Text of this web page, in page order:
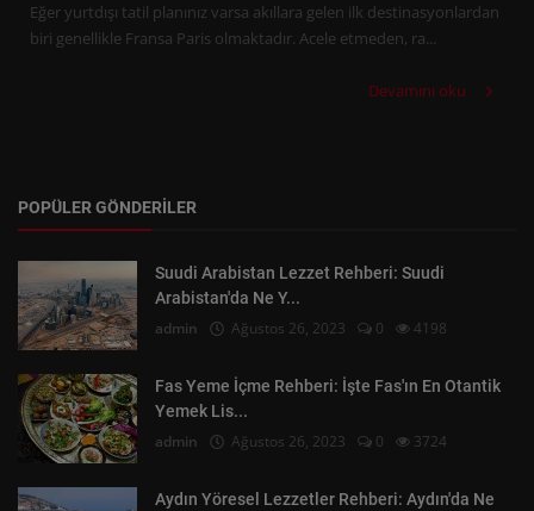
Eğer yurtdışı tatil planınız varsa akıllara gelen ilk destinasyonlardan
biri genellikle Fransa Paris olmaktadır. Acele etmeden, ra...
Devamını oku
POPÜLER GÖNDERILER
Suudi Arabistan Lezzet Rehberi: Suudi
Arabistan'da Ne Y...
admin Ağustos 26, 2023 0 4198
Fas Yeme İçme Rehberi: İşte Fas'ın En Otantik
Yemek Lis...
admin Ağustos 26, 2023 0 3724
Aydın Yöresel Lezzetler Rehberi: Aydın'da Ne